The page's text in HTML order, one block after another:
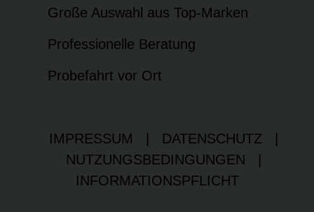
Große Auswahl aus Top-Marken
Professionelle Beratung
Probefahrt vor Ort
IMPRESSUM DATENSCHUTZ
NUTZUNGSBEDINGUNGEN
INFORMATIONSPFLICHT